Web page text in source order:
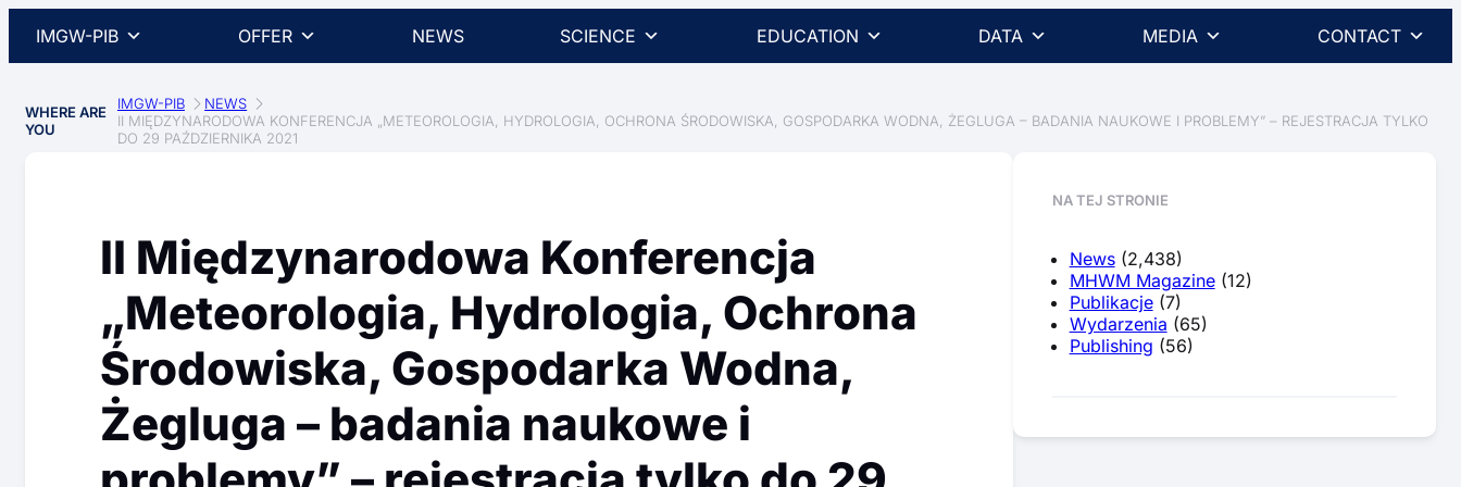
IMGW-PIB OFFER NEWS SCIENCE EDUCATION DATA MEDIA CONTACT
WHERE ARE
YOU
IMGW-PIB
NEWS
II MIĘDZYNARODOWA KONFERENCJA „METEOROLOGIA, HYDROLOGIA, OCHRONA ŚRODOWISKA, GOSPODARKA WODNA, ŻEGLUGA – BADANIA NAUKOWE I PROBLEMY” – REJESTRACJA TYLKO
DO 29 PAŹDZIERNIKA 2021
II Międzynarodowa Konferencja
„Meteorologia, Hydrologia, Ochrona
Środowiska, Gospodarka Wodna,
Żegluga – badania naukowe i
NA TEJ STRONIE
News(2,438)
MHWM Magazine(12)
Publikacje(7)
Wydarzenia (65)
Publishing (56)